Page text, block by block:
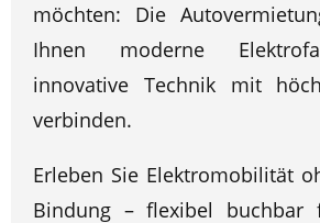
möchten: Die
Ihnen moderne
innovative Technik mit
verbinden.
Erleben Sie Elektromobilität
Bindung – flexibel buchbar